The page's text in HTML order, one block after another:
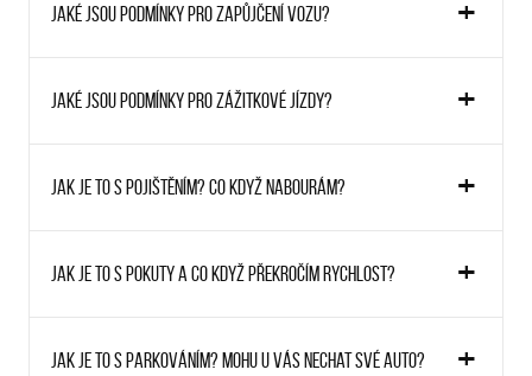
Jaké jsou podmínky pro zapůjčení vozu?
Jaké jsou podmínky pro zážitkové jízdy?
Jak je to s pojištěním? Co když nabourám?
Jak je to s pokuty a co když překročím rychlost?
Jak je to s parkováním? Mohu u vás nechat své auto?